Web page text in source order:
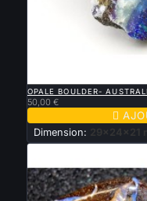
OPALE BOULDER-
50,00 €

Dimension: 29x24x21